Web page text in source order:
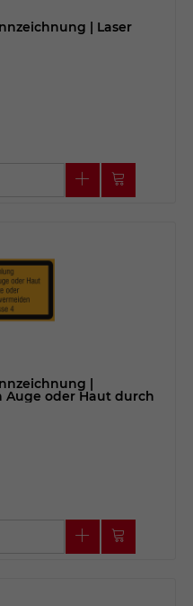
| Laser
|
Auge oder Haut durch